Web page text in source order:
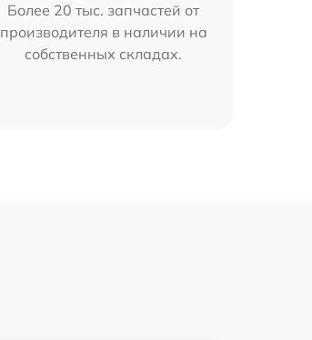
Более 20 тыс. запчастей от
производителя в наличии на
собственных складах.